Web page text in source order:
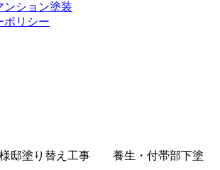
ンション塗装
ポリシー
様邸塗り替え工事 養生・付帯部下塗